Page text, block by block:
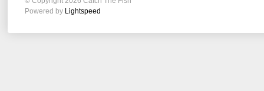
Powered by Lightspeed